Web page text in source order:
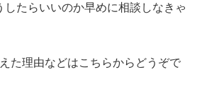
したらいいのか早めに相談しなきゃ
た理由などはこちらからどうぞで